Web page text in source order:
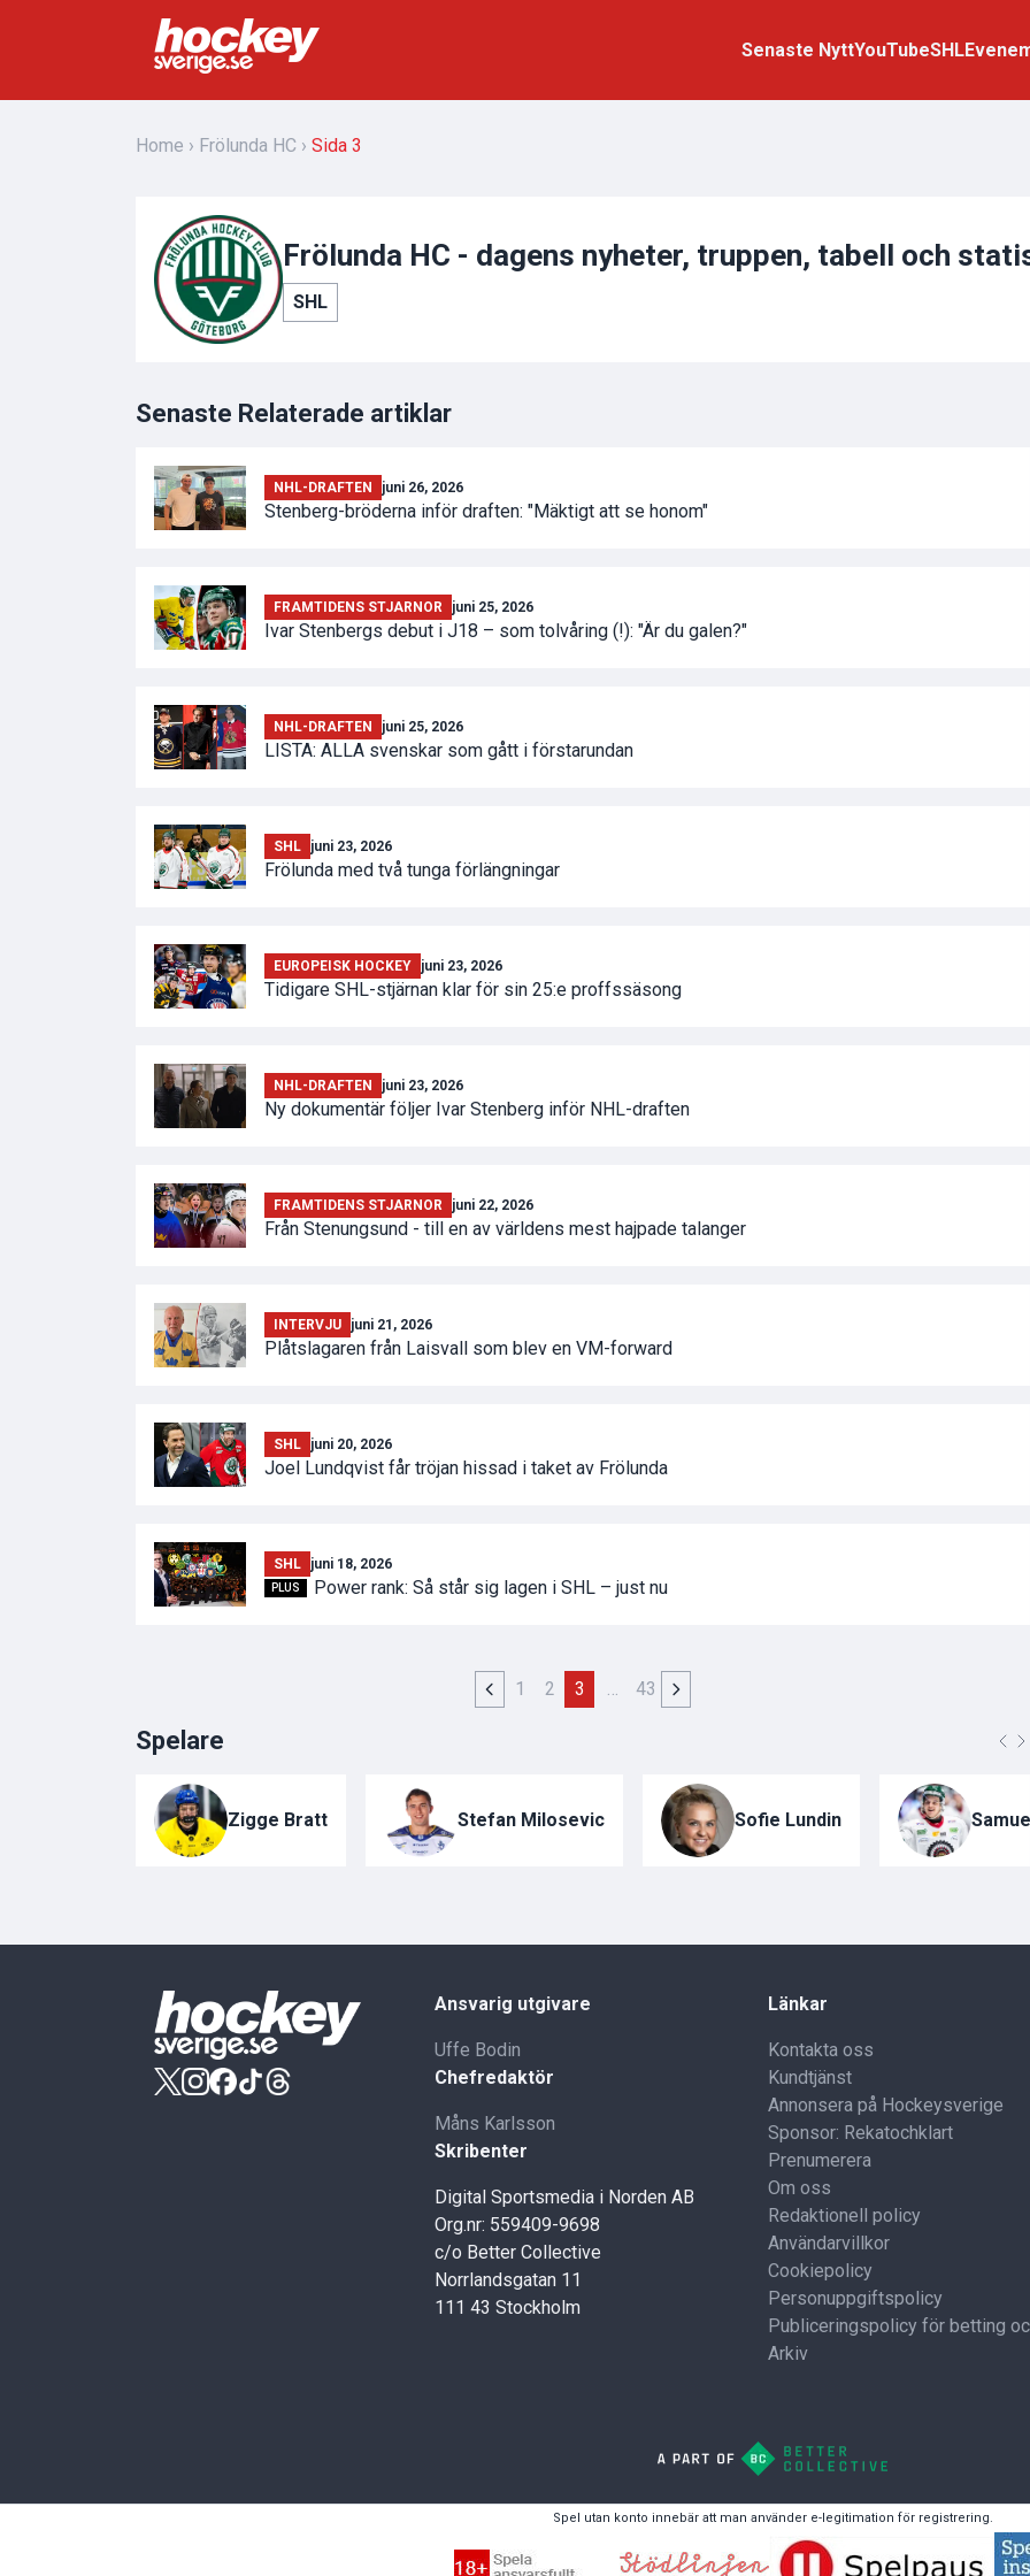
Senaste NyttYouTubeSHL
Home Frölunda HC Sida 3
Frölunda HC - dagens nyheter, truppen, tabell och
SHL
Senaste Relaterade artiklar
NHL-DRAFTEN juni 26, 2026
Stenberg-bröderna inför draften: "Mäktigt att se honom"
FRAMTIDENS STJARNOR juni 25, 2026
Ivar Stenbergs debut i J18 – som tolvåring (!): "Är du galen?"
NHL-DRAFTEN juni 25, 2026
LISTA: ALLA svenskar som gått i förstarundan
SHL juni 23, 2026
Frölunda med två tunga förlängningar
EUROPEISK HOCKEY juni 23, 2026
Tidigare SHL-stjärnan klar för sin 25:e proffssäsong
NHL-DRAFTEN juni 23, 2026
Ny dokumentär följer Ivar Stenberg inför NHL-draften
FRAMTIDENS STJARNOR juni 22, 2026
Från Stenungsund - till en av världens mest hajpade talanger
INTERVJU juni 21, 2026
Plåtslagaren från Laisvall som blev en VM-forward
SHL juni 20, 2026
Joel Lundqvist får tröjan hissad i taket av Frölunda
SHL juni 18, 2026
PLUS Power rank: Så står sig lagen i SHL – just nu
1 2 3 … 43
Spelare
Zigge Bratt Stefan Milosevic Sofie Lundin
Ansvarig utgivare
Uffe Bodin
Chefredaktör
Måns Karlsson
Skribenter
Digital Sportsmedia i Norden AB
Org.nr: 559409-9698
c/o Better Collective
Norrlandsgatan 11
111 43 Stockholm
Länkar
Kontakta oss
Kundtjänst
Annonsera på Hockeysverige
Sponsor: Rekatochklart
Prenumerera
Om oss
Redaktionell policy
Användarvillkor
Cookiepolicy
Personuppgiftspolicy
Publiceringspolicy för betting
Arkiv
Spel utan konto innebär att man använder e-legitimation för registrering.